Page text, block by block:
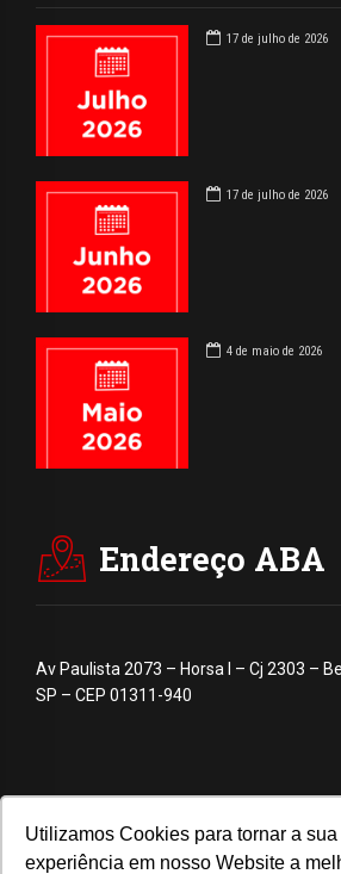
Utilizamos Cookies para tornar a sua
experiência em nosso Website a
17 de julho de 2026
17 de julho de 2026
4 de maio de 2026
Endereço ABA
Av Paulista 2073 – Horsa I – Cj 2303 –
SP – CEP 01311-940